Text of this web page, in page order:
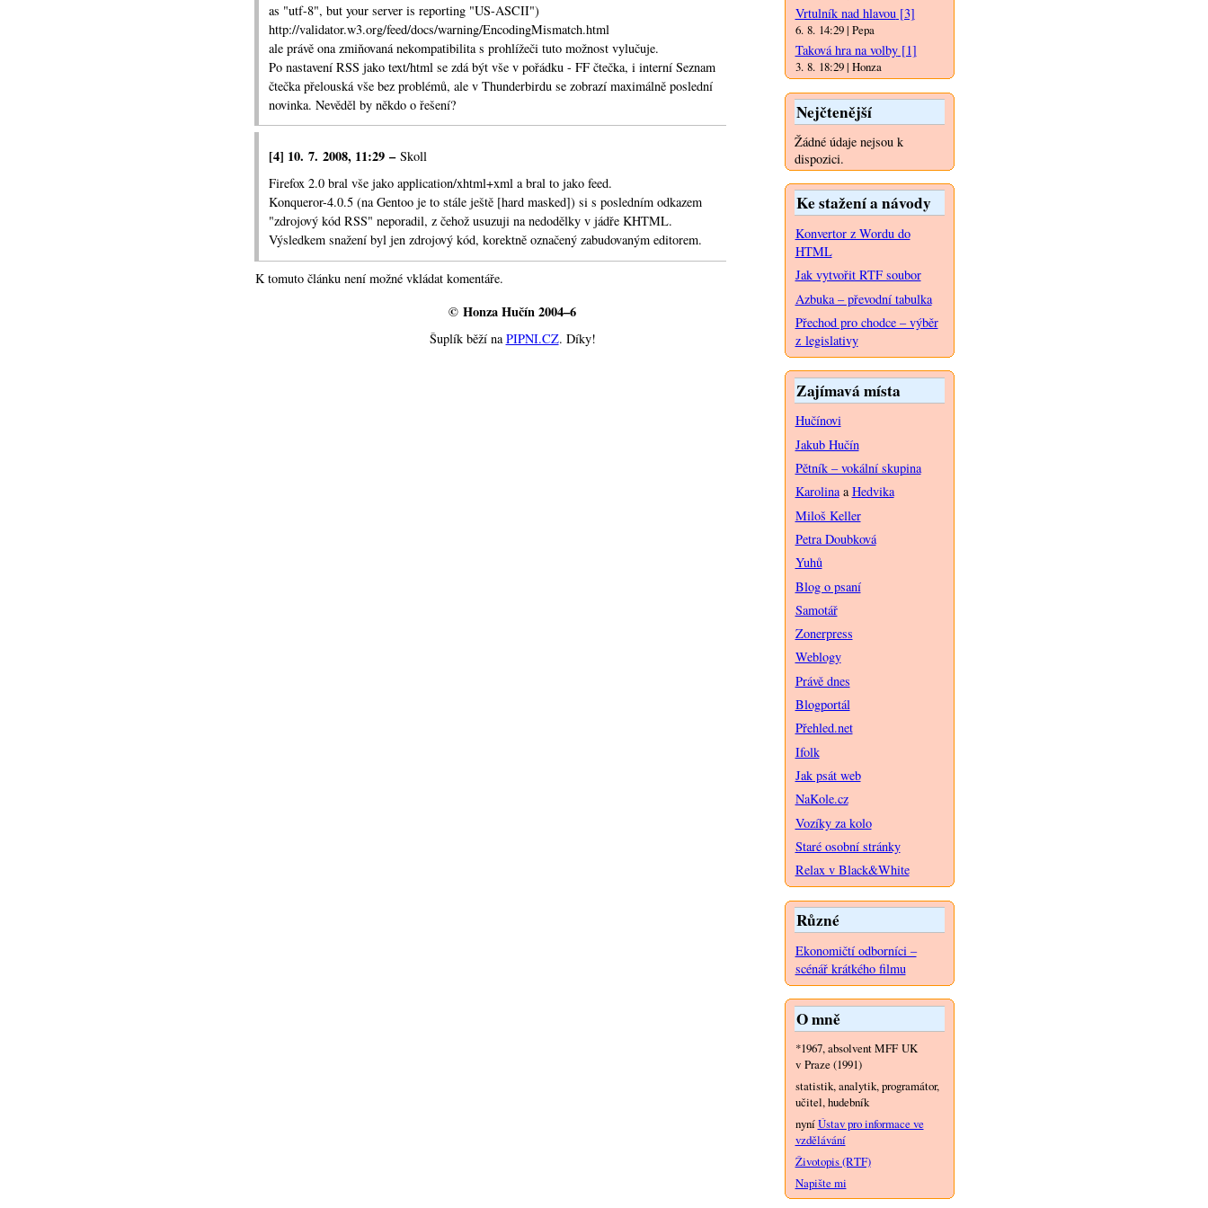
nelze vyloučit, že se soubory specifikované jako RSS budou zpracovávat v prohlížečích
odlišným způsobem než klasické XML, ale zatím to tu není. I ta Opera, která po
stažení RSS ihned sama nabízí, že zdroj přidá do interní RSS čtečky, reaguje stejně pro
„pouhé“ text/xml. Čili rozlišení, že jde speciálně o RSS, není nutné.
Asi bych tedy s horlivostí stran rss+xml počkal.
Pokud si chcete otestovat svůj prohlížeč, tady máte možnost (využil jsem starší
RSS jako application/xml
RSS jako text/xml
zdrojový kód RSS
as "utf-8", but your server is reporting "US-ASCII")
http://validator.w3.org/feed/docs/warning/EncodingMismatch.html
aleprávě ona zmiňovaná nekompatibilita s prohlížeči tuto možnost vylučuje.
Po nastavení RSS jako text/html se zdá být vše v pořádku - FF čtečka, i interní Seznam
čtečka přelouská vše bez problémů, ale v Thunderbirdu se zobrazí maximálně poslední
novinka. Nevěděl by někdo o řešení?
[4] 10. 7. 2008, 11:29 – Skoll
Firefox 2.0 bral vše jako application/xhtml+xml a bral to jako feed.
Konqueror-4.0.5 (na Gentoo je to stále ještě [hard masked]) si s posledním odkazem
"zdrojový kód RSS" neporadil, z čehož usuzuji na nedodělky v jádře KHTML.
Výsledkem snažení byl jen zdrojový kód, korektně označený zabudovaným editorem.
K tomuto článku není možné vkládat komentáře.
© Honza Hučín 2004–6
Šuplík běží naPIPNI.CZ. Díky!
Vrtulník nad hlavou[3]
6. 8. 14:29 | Pepa
Taková hra na volby[1]
3. 8. 18:29 | Honza
Nejčtenější
Žádné údaje nejsou k
dispozici.
Ke stažení a návody
Konvertor z Wordu do
HTML
Jak vytvořit RTF soubor
Azbuka – převodní tabulka
Přechod pro chodce – výběr
z legislativy
Zajímavá místa
Hučínovi
Jakub Hučín
Pětník – vokální skupina
KarolinaaHedvika
Miloš Keller
Petra Doubková
Yuhů
Blog o psaní
Samotář
Zonerpress
Weblogy
Právě dnes
Blogportál
Přehled.net
Ifolk
Jak psát web
NaKole.cz
Vozíky za kolo
Staré osobní stránky
Relax v Black&White
Různé
Ekonomičtí odborníci –
scénář krátkého filmu
O mně
*1967, absolvent MFF UK
v Praze (1991)
statistik, analytik, programátor,
učitel, hudebník
nyníÚstav pro informace ve
vzdělávání
Životopis (RTF)
Napište mi